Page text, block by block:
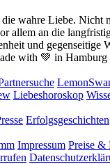
wahre Liebe. Nicht
allem an die
und gegenseitige
with 💚 in Hamburg
Liebeshoroskop
Erfolgsgeschichten
Impressum Preise &